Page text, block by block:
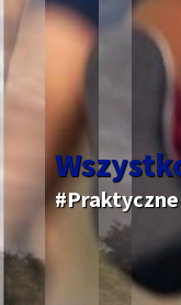
#Praktyczne